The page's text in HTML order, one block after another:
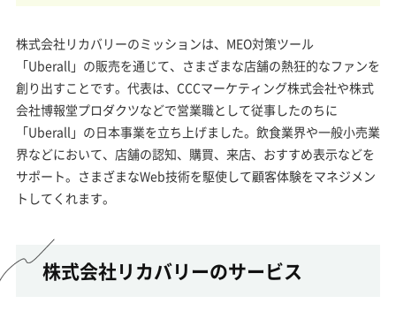
株式会社リカバリーのミッションは、MEO対策ツール
「Uberall」の販売を通じて、さまざまな店舗の熱狂的なファンを
創り出すことです。代表は、CCCマーケティング株式会社や株式
会社博報堂プロダクツなどで営業職として従事したのちに
「Uberall」の日本事業を立ち上げました。飲食業界や一般小売業
界などにおいて、店舗の認知、購買、来店、おすすめ表示などを
サポート。さまざまなWeb技術を駆使して顧客体験をマネジメン
トしてくれます。
株式会社リカバリーのサービス